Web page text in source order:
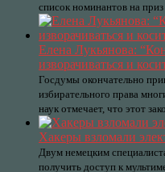
список номинантов на
Елена Лукьянова:
изворачиваться и
Госдумы окончательно
избирательного права
наук отмечает, что этот
Хакеры взломали
Двум немецким
получить доступ к